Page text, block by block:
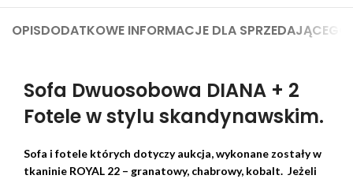
OPISDODATKOWE INFORMACJE DLA SPRZEDAJĄCEGO
Sofa Dwuosobowa DIANA + 2
Fotele w stylu skandynawskim.
Sofa i fotele których dotyczy aukcja, wykonane zostały w
tkaninie ROYAL 22 – granatowy, chabrowy, kobalt. Jeżeli